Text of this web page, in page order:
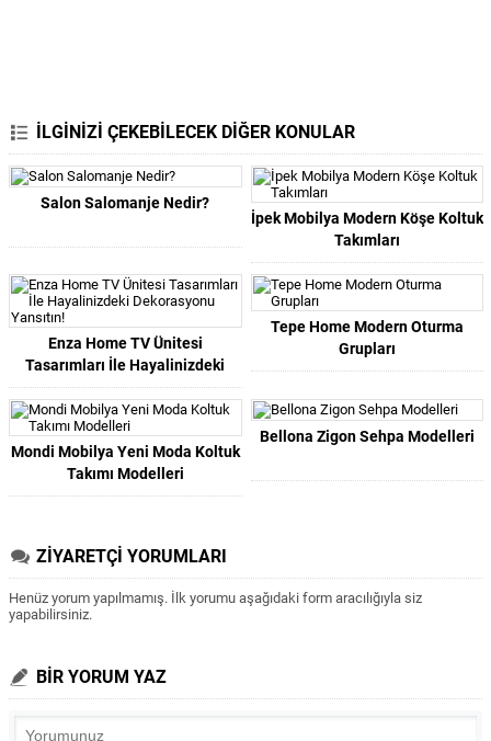
İLGİNİZİ ÇEKEBİLECEK DİĞER KONULAR
Salon Salomanje Nedir?
İpek Mobilya Modern Köşe Koltuk
Takımları
Enza Home TV Ünitesi
Tasarımları İle Hayalinizdeki
Dekorasyonu Yansıtın!
Tepe Home Modern Oturma
Grupları
Mondi Mobilya Yeni Moda Koltuk
Takımı Modelleri
Bellona Zigon Sehpa Modelleri
ZİYARETÇİ YORUMLARI
Henüz yorum yapılmamış. İlk yorumu aşağıdaki form aracılığıyla siz
yapabilirsiniz.
BİR YORUM YAZ